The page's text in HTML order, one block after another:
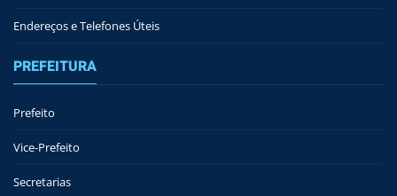
Endereços e Telefones Úteis
PREFEITURA
Prefeito
Vice-Prefeito
Secretarias